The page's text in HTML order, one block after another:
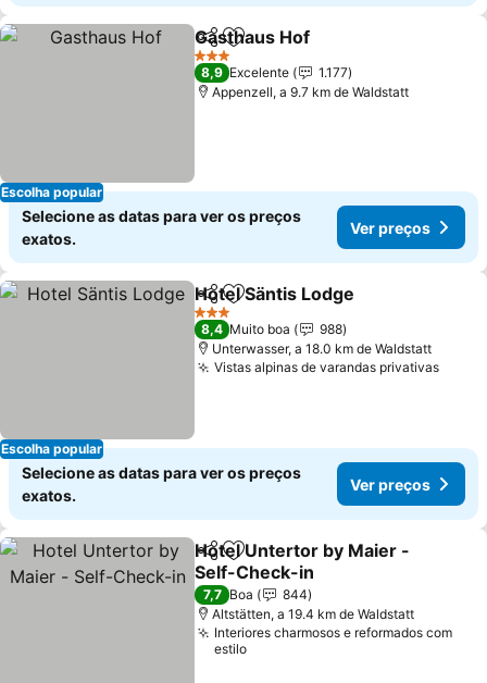
Escolha popular
PartilharAdicionar aos favoritos
Gasthaus Hof
3 Estrelas
8,9 Excelente
1.177
Appenzell, a 9.7 km de Waldstatt
Selecione as datas para ver os preços
exatos.
Ver preços
Escolha popular
PartilharAdicionar aos favoritos
Hotel Säntis Lodge
3 Estrelas
8,4 Muito boa
988
Unterwasser, a 18.0 km de Waldstatt
Vistas alpinas de varandas privativasVer
Selecione as datas para ver os preços
exatos.
Ver preços
PartilharAdicionar aos favoritos
Hotel Untertor by Maier -
Self-Check-in
Ver preços
7,7 Boa
844
Altstätten, a 19.4 km de Waldstatt
Interiores charmosos e reformados com
estilo